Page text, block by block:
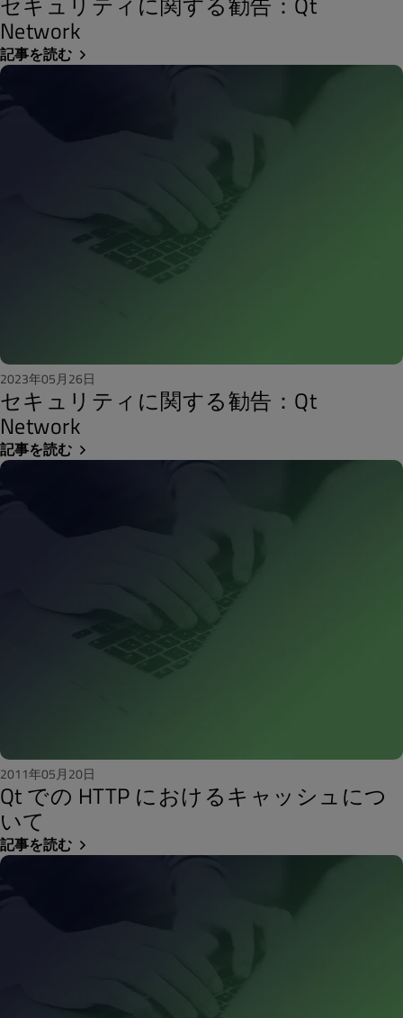
Network
記事を読む
2023年05月26日
セキュリティに関する勧告：Qt
Network
記事を読む
2011年05月20日
Qt での HTTP におけるキャッシュにつ
いて
記事を読む